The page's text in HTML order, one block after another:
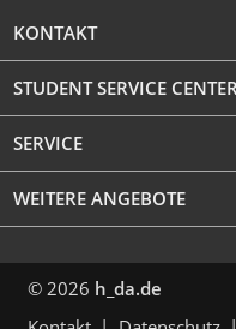
KONTAKT
STUDENT SERVICE CENTER
SERVICE
WEITERE ANGEBOTE
© 2026 h_da.de